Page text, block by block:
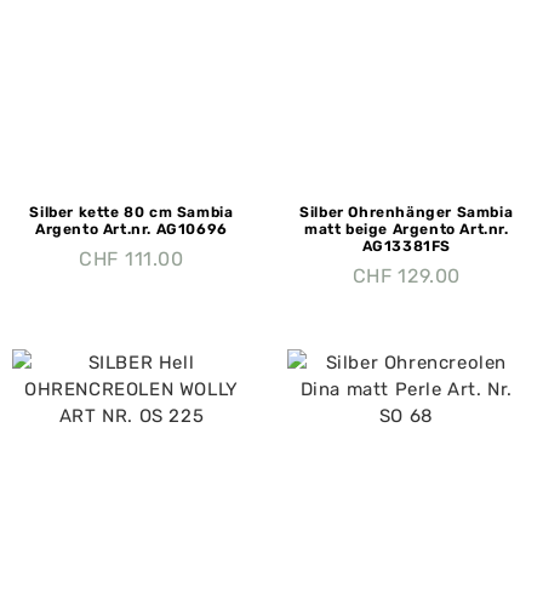
Silber kette 80 cm Sambia
Argento Art.nr. AG10696
CHF 111.00
Silber Ohrenhänger Sambia
matt beige Argento Art.nr.
AG13381FS
CHF 129.00